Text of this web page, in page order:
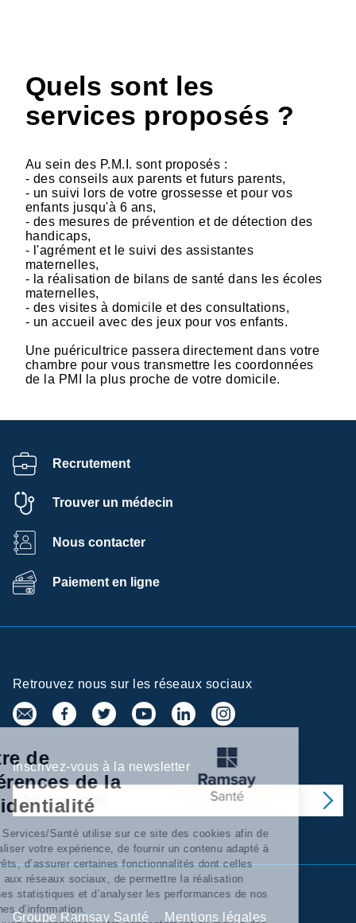
Quels sont les
services proposés ?
Au sein des P.M.I. sont proposés :
- des conseils aux parents et futurs parents,
- un suivi lors de votre grossesse et pour vos
enfants jusqu'à 6 ans,
- des mesures de prévention et de détection des
handicaps,
- l'agrément et le suivi des assistantes
maternelles,
- la réalisation de bilans de santé dans les écoles
maternelles,
- des visites à domicile et des consultations,
- un accueil avec des jeux pour vos enfants.
Une puéricultrice passera directement dans votre
chambre pour vous transmettre les coordonnées
de la PMI la plus proche de votre domicile.
Recrutement
Trouver un médecin
Nous contacter
Paiement en ligne
Retrouvez nous sur les réseaux sociaux
Inscrivez-vous à la newsletter
Groupe Ramsay Santé Mentions légales
Centre de
préférences de la
confidentialité
Ramsay Services/Santé utilise sur ce site des cookies afin de
personnaliser votre expérience, de fournir un contenu adapté à
vos intérêts, d’assurer certaines fonctionnalités dont celles
relatives aux réseaux sociaux, de permettre la réalisation
d’'analyses statistiques et d’analyser les performances de nos
campagnes d’information.